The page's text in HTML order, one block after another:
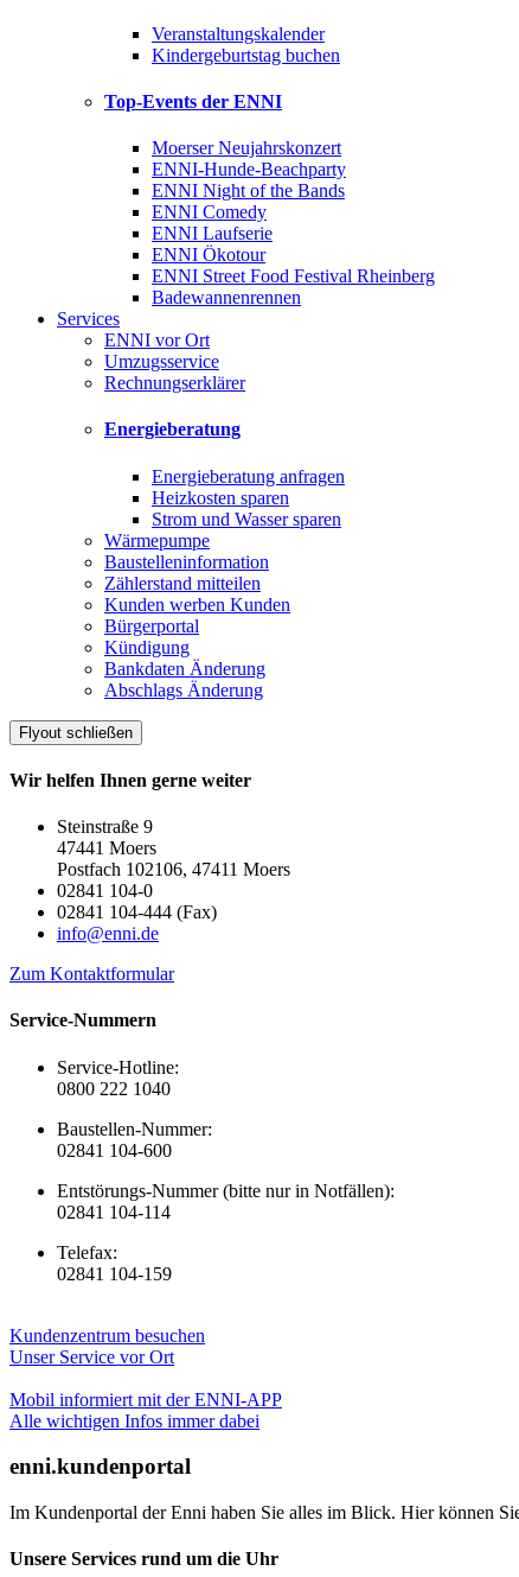
Veranstaltungskalender
Kindergeburtstag buchen
Top-Events der ENNI
Moerser Neujahrskonzert
ENNI-Hunde-Beachparty
ENNI Night of the Bands
ENNI Comedy
ENNI Laufserie
ENNI Ökotour
ENNI Street Food Festival Rheinberg
Badewannenrennen
Services
ENNI vor Ort
Umzugsservice
Rechnungserklärer
Energieberatung
Energieberatung anfragen
Heizkosten sparen
Strom und Wasser sparen
Wärmepumpe
Baustelleninformation
Zählerstand mitteilen
Kunden werben Kunden
Bürgerportal
Kündigung
Bankdaten Änderung
Abschlags Änderung
Flyout schließen
Wir helfen Ihnen gerne weiter
Steinstraße 9
47441 Moers
Postfach 102106, 47411 Moers
02841 104-0
02841 104-444 (Fax)
info@enni.de
Zum Kontaktformular
Service-Nummern
Service-Hotline:
0800 222 1040
Baustellen-Nummer:
02841 104-600
Entstörungs-Nummer (bitte nur in Notfällen):
02841 104-114
Telefax:
02841 104-159
Kundenzentrum besuchen
Unser Service vor Ort
Mobil informiert mit der ENNI-APP
Alle wichtigen Infos immer dabei
enni.kundenportal
Im Kundenportal der Enni haben Sie alles im Blick. Hier können
Unsere Services rund um die Uhr